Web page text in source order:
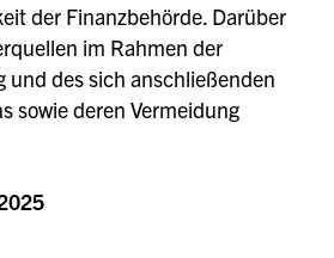
der Finanzbehörde. Darüber
im Rahmen der
und des sich anschließenden
sowie deren Vermeidung